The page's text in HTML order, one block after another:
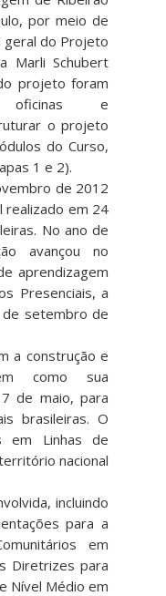
por meio de
geral do Projeto
Marli Schubert
projeto foram
oficinas e
o projeto
do Curso,
1 e 2).
de 2012
realizado em 24
No ano de
avançou no
aprendizagem
Presenciais, a
setembro de
a construção e
como sua
de maio, para
brasileiras. O
em Linhas de
nacional
incluindo
para a
em
Diretrizes para
Nível Médio em